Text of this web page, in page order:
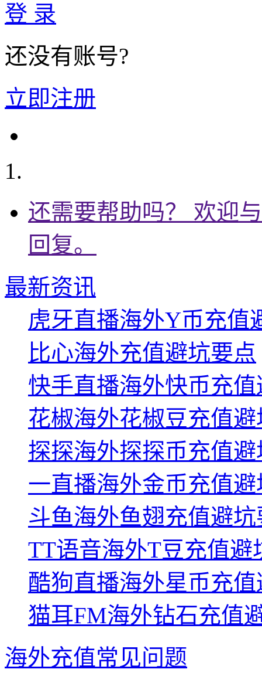
登 录
还没有账号?
立即注册
还需要帮助吗？ 欢迎
回复。
最新资讯
虎牙直播海外Y币充值
比心海外充值避坑要点
快手直播海外快币充
花椒海外花椒豆充值
探探海外探探币充值
一直播海外金币充值
斗鱼海外鱼翅充值避坑
TT语音海外T豆充值避
酷狗直播海外星币充
猫耳FM海外钻石充值
海外充值常见问题